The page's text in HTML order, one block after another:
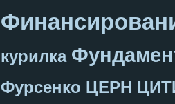
курилка
Фурсенко ЦЕРН